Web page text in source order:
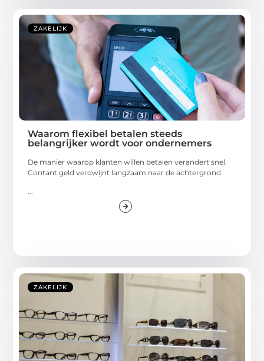
ZAKELIJK
Waarom flexibel betalen steeds
belangrijker wordt voor ondernemers
De manier waarop klanten willen betalen verandert snel.
Contant geld verdwijnt langzaam naar de achtergrond
...
ZAKELIJK